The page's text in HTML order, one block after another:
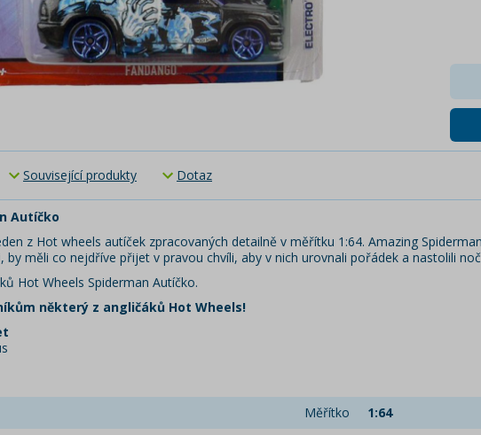
Související produkty Dotaz
Autíčko
z Hot wheels autíček zpracovaných detailně v měřítku 1:64. Amazing
by měli co nejdříve přijet v pravou chvíli, aby v nich urovnali pořádek a nastolili
Hot Wheels Spiderman Autíčko.
některý z angličáků Hot Wheels!
Měřítko
1:64